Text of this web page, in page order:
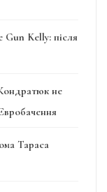
Kelly: після
не
Тараса